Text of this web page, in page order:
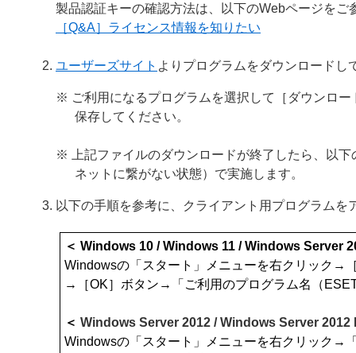
製品認証キーの確認方法は、以下のWebページをご
［Q&A］ライセンス情報を知りたい
ユーザーズサイト よりプログラムをダウンロードし
※ ご利用になるプログラムを選択して［ダウンロ
保存してください。
※ 上記ファイルのダウンロードが終了したら、以
ネットに繋がない状態）で実施します。
以下の手順を参考に、クライアント用プログラムを
＜ Windows 10 / Windows 11 / Windows Server
Windowsの「スタート」メニューを右クリック→
→［OK］ボタン→「 ご利用のプログラム名（
＜ Windows Server 2012 / Windows Server 2012
Windowsの「スタート」メニューを右クリック→